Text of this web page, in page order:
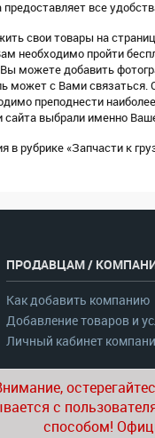
все
свои товары на
необходимо пройти
можете добавить
может с Вами
преподнести
выбрали именно
в рубрике «Запчасти к
ПРОДАВЦАМ /
Как добавить компанию
Добавление товаров и
Личный кабинет
с
способом!